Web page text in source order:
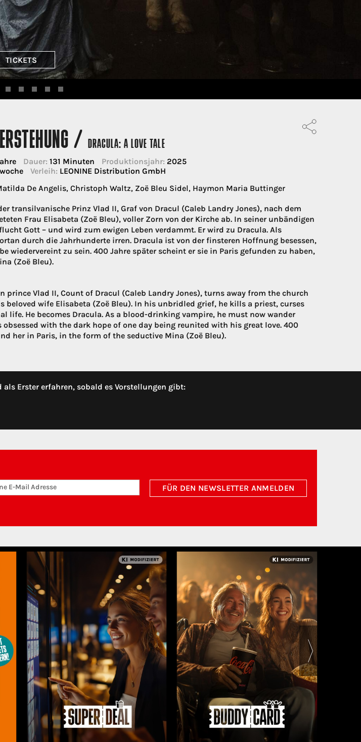
TICKETS
/DRACULA: A LOVE TALE
Dauer: 131 Minuten Produktionsjahr: 2025
Verleih: LEONINE Distribution GmbH
De Angelis, Christoph Waltz, Zoë Bleu Sidel, Haymon Maria Buttinger
transilvanische Prinz Vlad II, Graf von Dracul (Caleb Landry Jones), nach dem
Frau Elisabeta (Zoë Bleu), voller Zorn von der Kirche ab. In seiner unbändigen
Gott – und wird zum ewigen Leben verdammt. Er wird zu Dracula. Als
durch die Jahrhunderte irren. Dracula ist von der finsteren Hoffnung besessen,
wiedervereint zu sein. 400 Jahre später scheint er sie in Paris gefunden zu haben,
(Zoë Bleu).
prince Vlad II, Count of Dracul (Caleb Landry Jones), turns away from the church
beloved wife Elisabeta (Zoë Bleu). In his unbridled grief, he kills a priest, curses
life. He becomes Dracula. As a blood-drinking vampire, he must now wander
with the dark hope of one day being reunited with his great love. 400
her in Paris, in the form of the seductive Mina (Zoë Bleu).
Erster erfahren, sobald es Vorstellungen gibt:
FÜR DEN NEWSLETTER ANMELDEN